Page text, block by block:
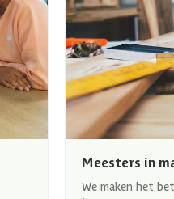
Meesters in
We maken het